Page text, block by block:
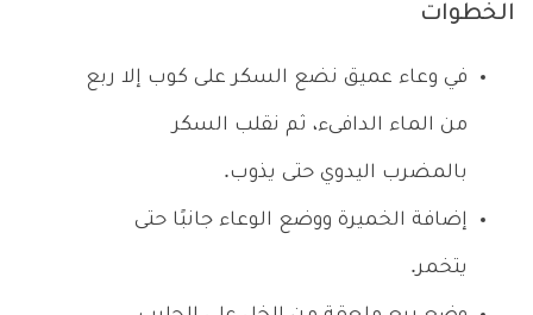
الخطوات
في وعاء عميق نضع السكر على كوب إلا ربع
من الماء الدافىء، ثم نقلب السكر
بالمضرب اليدوي حتى يذوب.
إضافة الخميرة ووضع الوعاء جانبًا حتى
يتخمر.